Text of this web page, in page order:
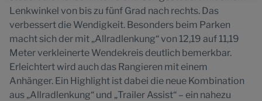
Lenkwinkel von bis zu fünf Grad nach rechts. Das
verbessert die Wendigkeit. Besonders beim Parken
macht sich der mit „Allradlenkung“ von 12,19 auf 11,19
Meter verkleinerte Wendekreis deutlich bemerkbar.
Erleichtert wird auch das Rangieren mit einem
Anhänger. Ein Highlight ist dabei die neue Kombination
aus „Allradlenkung“ und „Trailer Assist“ – ein nahezu